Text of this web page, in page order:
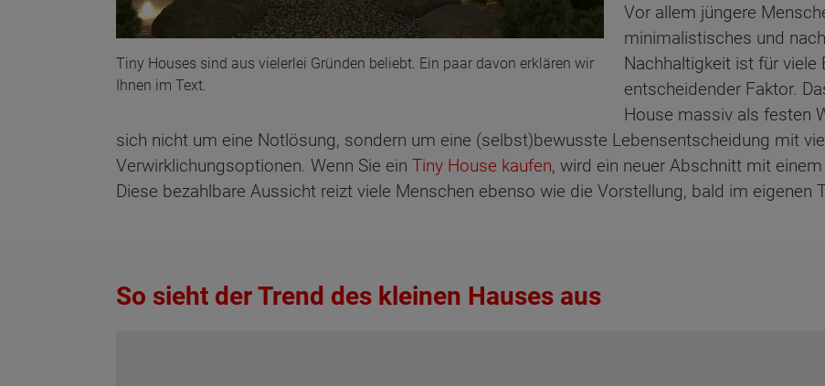
Tiny Houses sind aus vielerlei Gründen beliebt. Ein paar davon erklären wir
Ihnen im Text.
Vor allem jüngere
minimalistisches und
Nachhaltigkeit ist für viele
entscheidender Faktor.
House massiv als festen
sich nicht um eine Notlösung, sondern um eine (selbst)bewusste Lebensentscheidung mit
Verwirklichungsoptionen. Wenn Sie ein Tiny House kaufen, wird ein neuer Abschnitt mit
Diese bezahlbare Aussicht reizt viele Menschen ebenso wie die Vorstellung, bald im eigenen
So sieht der Trend des kleinen Hauses aus